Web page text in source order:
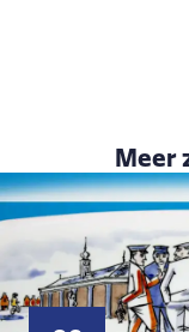
Meer